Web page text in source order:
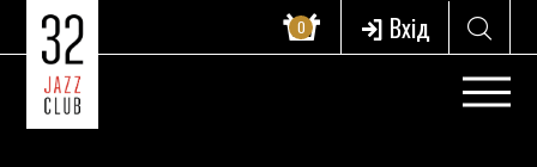
0 Вхід